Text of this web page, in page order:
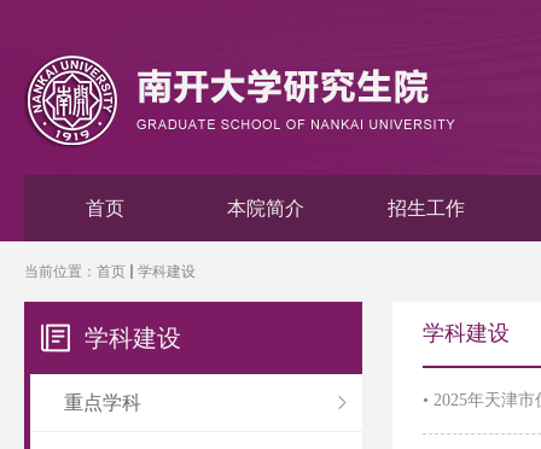
首页 本院简介 招生工作
当前位置： 首页 学科建设
学科建设
重点学科
学科建设
• 2025年天津